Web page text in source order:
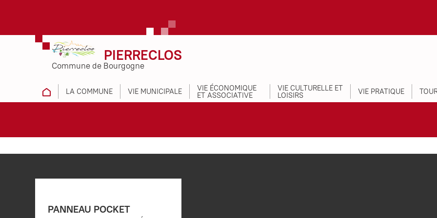
PIERRECLOS
Commune de Bourgogne
LA COMMUNE VIE MUNICIPALE VIE ÉCONOMIQUE
ET ASSOCIATIVE
VIE CULTURELLE ET
LOISIRS VIE PRATIQUE
PANNEAU POCKET